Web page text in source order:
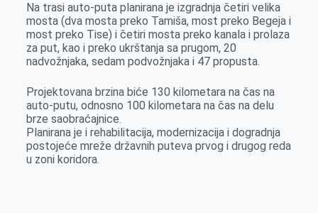
Na trasi auto-puta planirana je izgradnja četiri velika
mosta (dva mosta preko Tamiša, most preko Begeja i
most preko Tise) i četiri mosta preko kanala i prolaza
za put, kao i preko ukrštanja sa prugom, 20
nadvožnjaka, sedam podvožnjaka i 47 propusta.
Projektovana brzina biće 130 kilometara na čas na
auto-putu, odnosno 100 kilometara na čas na delu
brze saobraćajnice.
Planirana je i rehabilitacija, modernizacija i dogradnja
postojeće mreže državnih puteva prvog i drugog reda
u zoni koridora.